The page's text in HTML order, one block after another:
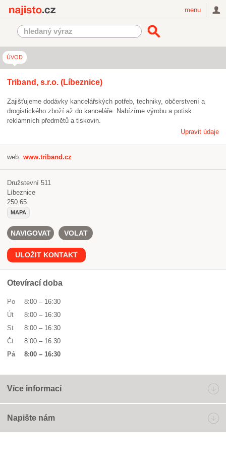
menu
ÚVOD
Triband, s.r.o. (Líbeznice)
Zajišťujeme dodávky kancelářských potřeb, techniky, občerstvení a
drogistického zboží až do kanceláře. Nabízíme výrobu a potisk
reklamních předmětů a tiskovin.
Upravit údaje
web: www.triband.cz
Družstevní 511
Líbeznice
250 65
MAPA
NAVIGOVAT VOLAT
ULOŽIT KONTAKT
Otevírací doba
Po 8:00 – 16:30
Út
8:00 – 16:30
St
8:00 – 16:30
Čt
8:00 – 16:30
Pá
8:00 – 16:30
Více informací
Napište nám